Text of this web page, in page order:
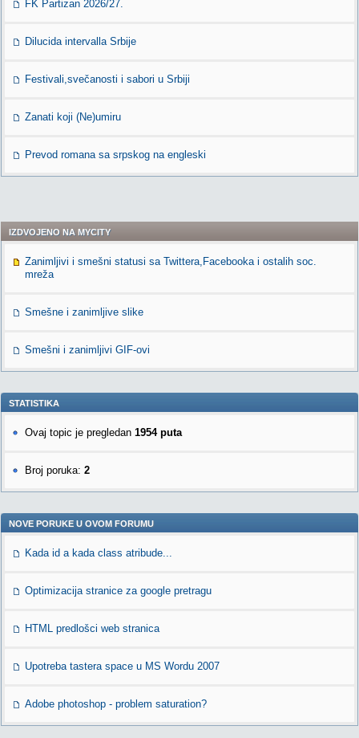
FK Partizan 2026/27.
Dilucida intervalla Srbije
Festivali,svečanosti i sabori u Srbiji
Zanati koji (Ne)umiru
Prevod romana sa srpskog na engleski
IZDVOJENO NA MYCITY
Zanimljivi i smešni statusi sa Twittera,Facebooka i ostalih soc.
mreža
Smešne i zanimljive slike
Smešni i zanimljivi GIF-ovi
STATISTIKA
Ovaj topic je pregledan 1954 puta
Broj poruka: 2
NOVE PORUKE U OVOM FORUMU
Kada id a kada class atribude...
Optimizacija stranice za google pretragu
HTML predlošci web stranica
Upotreba tastera space u MS Wordu 2007
Adobe photoshop - problem saturation?